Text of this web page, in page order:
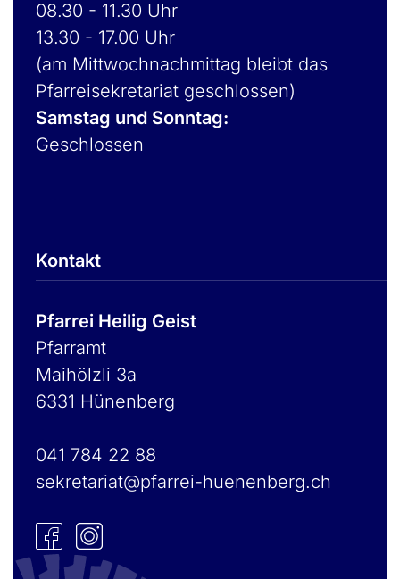
08.30 - 11.30 Uhr
13.30 - 17.00 Uhr
(am Mittwochnachmittag bleibt das
Pfarreisekretariat geschlossen)
Samstag und Sonntag:
Geschlossen
Kontakt
Pfarrei Heilig Geist
Pfarramt
Maihölzli 3a
6331 Hünenberg
041 784 22 88
sekretariat@pfarrei-huenenberg.ch